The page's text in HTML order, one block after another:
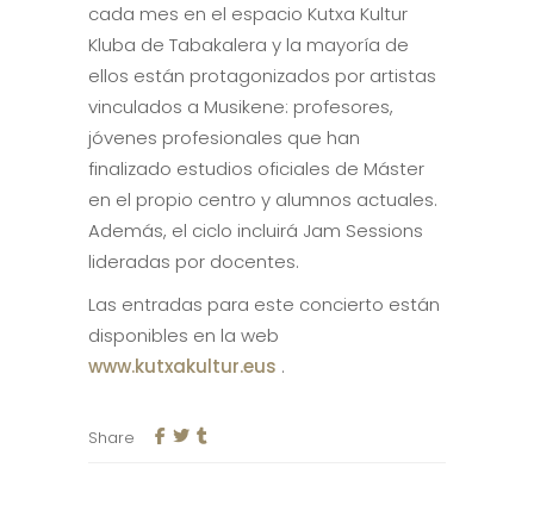
cada mes en el espacio Kutxa Kultur
Kluba de Tabakalera y la mayoría de
ellos están protagonizados por artistas
vinculados a Musikene: profesores,
jóvenes profesionales que han
finalizado estudios oficiales de Máster
en el propio centro y alumnos actuales.
Además, el ciclo incluirá Jam Sessions
lideradas por docentes.
Las entradas para este concierto están
disponibles en la web
www.kutxakultur.eus .
Share